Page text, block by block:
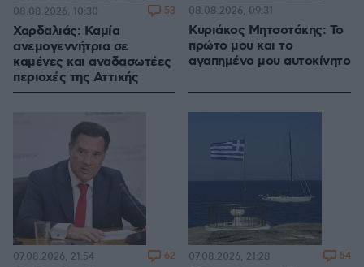
Χαρδαλιάς: Καμία
ανεμογεννήτρια σε
καμένες και αναδασωτέες
περιοχές της Αττικής
08.08.2026, 10:30 53
Κυριάκος Μητσοτάκης: Το
πρώτο μου και το
αγαπημένο μου αυτοκίνητο
08.08.2026, 09:31
07.08.2026, 21:54 62 07.08.2026, 21:28 54